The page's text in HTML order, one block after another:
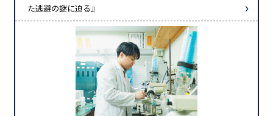
た逃避の謎に迫る』